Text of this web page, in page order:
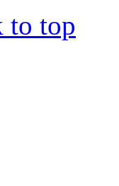
to top